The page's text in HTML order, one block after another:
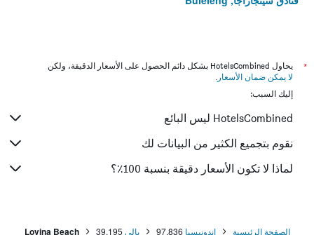
*
يحاول HotelsCombined بشكل دائم الحصول على الأسعار الدقيقة، ولكن
لا يمكن ضمان الأسعار .
إليك السبب:
HotelsCombined ليس البائع
نقوم بتجميع الكثير من البيانات لك
لماذا لا تكون الأسعار دقيقة بنسبة 100٪؟
الصفحة الرئيسية إندونيسيا 97,836 بالي 39,195
Lovina Beach